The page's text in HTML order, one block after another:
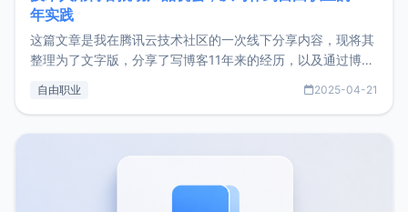
年实践
这篇文章是我在腾讯云技术社区的一次线下分享内容，现将其
整理为了文字版，分享了写博客11年来的经历，以及通过博客
了我的首个产品ImgURL的真实数据和产品现状。自我介绍大
自由职业 2025-04-21